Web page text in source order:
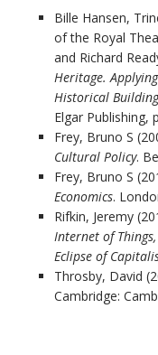
Bille Hansen,
of the Royal
and Richard
Heritage.
Historical
Elgar Publishing,
Frey, Bruno S
Cultural Policy.
Frey, Bruno S
Economics.
Rifkin, Jeremy
Internet of
Eclipse of
Throsby, David
Cambridge: